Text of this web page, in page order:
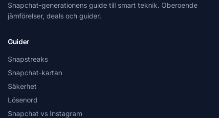
Snapchat-generationens guide till smart teknik. Oberoende
jämförelser, deals och guider.
Guider
Snapstreaks
Snapchat-kartan
Säkerhet
Lösenord
Snapchat vs Instagram